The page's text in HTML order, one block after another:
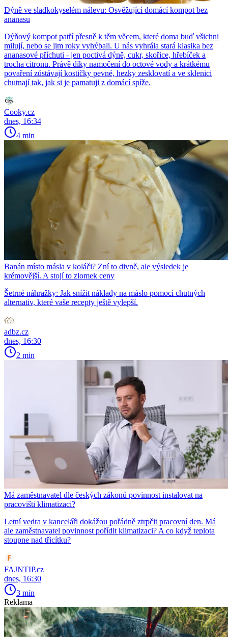
Dýně ve sladkokyselém nálevu: Osvěžující domácí kompot bez
ananasu
Dýňový kompot patří přesně k těm věcem, které doma buď všichni
milují, nebo se jim roky vyhýbali. U nás vyhrála stará klasika bez
ananasové příchuti - jen poctivá dýně, cukr, skořice, hřebíček a
trocha citronu. Právě díky namočení do octové vody a krátkému
povaření zůstávají kostičky pevné, hezky zesklovatí a ve sklenici
chutnají tak, jak si je pamatuji z domácí spíže.
Cooky.cz
dnes, 16:34
4 min
Banán místo másla v koláči? Zní to divně, ale výsledek je
krémovější. A stojí to zlomek ceny
Šetrné náhražky: Jak snížit náklady na máslo pomocí chutných
alternativ, které vaše recepty ještě vylepší.
adbz.cz
dnes, 16:30
2 min
Má zaměstnavatel dle českých zákonů povinnost instalovat na
pracovišti klimatizaci?
Letní vedra v kanceláři dokážou pořádně ztrpčit pracovní den. Má
ale zaměstnavatel povinnost pořídit klimatizaci? A co když teplota
stoupne nad třicítku?
FAJNTIP.cz
dnes, 16:30
3 min
Reklama